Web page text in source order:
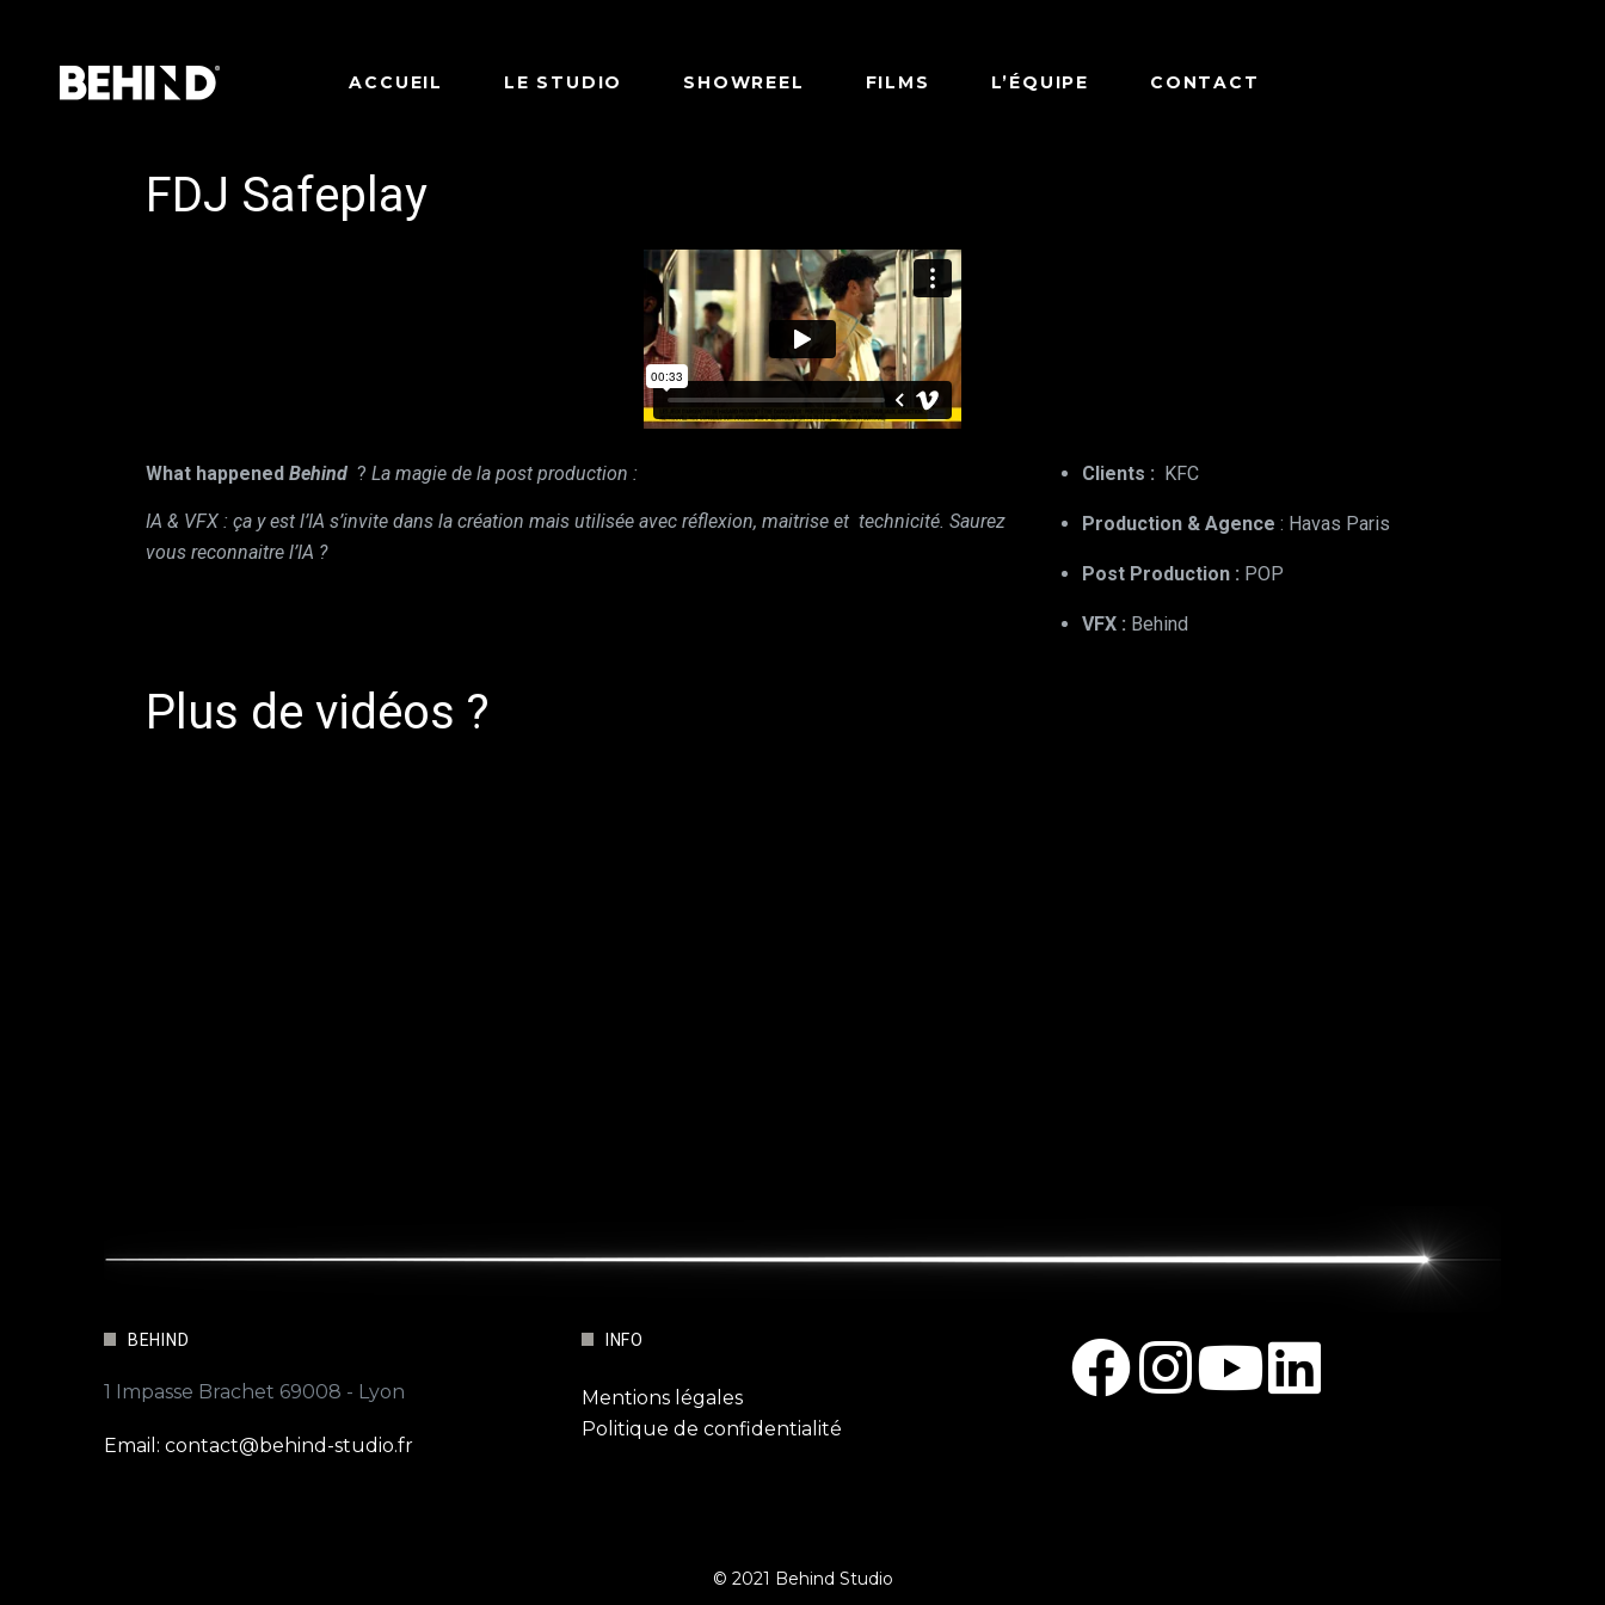
ACCUEIL LE STUDIO SHOWREEL FILMS L’ÉQUIPE CONTACT
FDJ Safeplay
What happened Behind ? La magie de la post production :
IA & VFX : ça y est l’IA s’invite dans la création mais utilisée avec réflexion, maitrise et technicité. Saurez
vous reconnaitre l’IA ?
Clients : KFC
Production & Agence : Havas Paris
Post Production : POP
VFX : Behind
Plus de vidéos ?
BEHIND
1 Impasse Brachet 69008 - Lyon
Email: contact@behind-studio.fr
INFO
Mentions légales
Politique de confidentialité
© 2021 Behind Studio